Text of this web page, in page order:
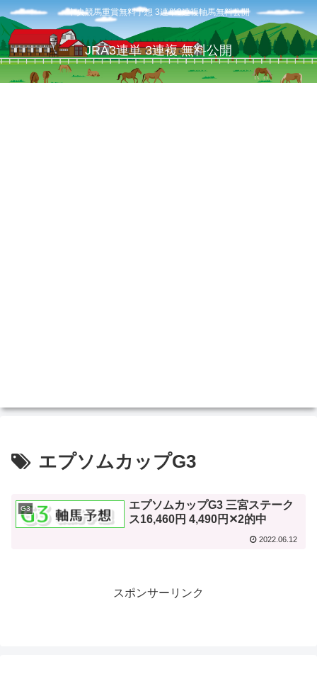
中央競馬重賞無料予想 3連単3連複軸馬無料公開
JRA3連単 3連複 無料公開
エプソムカップG3
G3
エプソムカップG3 三宮ステーク
ス16,460円 4,490円✕2的中
2022.06.12
スポンサーリンク